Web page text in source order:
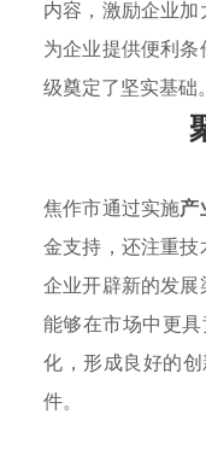
内容，激励企业
为企业提供便利
级奠定了坚实基础。
焦作市通过实施产
金支持，还注重
企业开辟新的发
能够在市场中更
化，形成良好的
件。